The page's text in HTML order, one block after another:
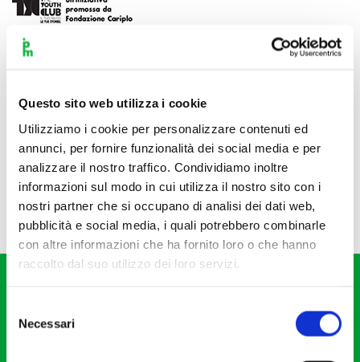
Questo sito web utilizza i cookie
Utilizziamo i cookie per personalizzare contenuti ed
annunci, per fornire funzionalità dei social media e per
analizzare il nostro traffico. Condividiamo inoltre
informazioni sul modo in cui utilizza il nostro sito con i
nostri partner che si occupano di analisi dei dati web,
pubblicità e social media, i quali potrebbero combinarle
con altre informazioni che ha fornito loro o che hanno
raccolto dal suo utilizzo dei loro servizi.
delNecessari